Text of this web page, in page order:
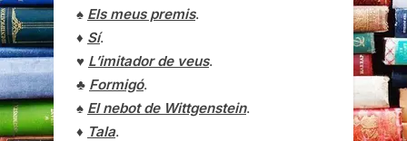
♠ Els meus premis.
♦ Sí.
♥ L’imitador de veus.
♣ Formigó.
♠ El nebot de Wittgenstein.
♦ Tala.